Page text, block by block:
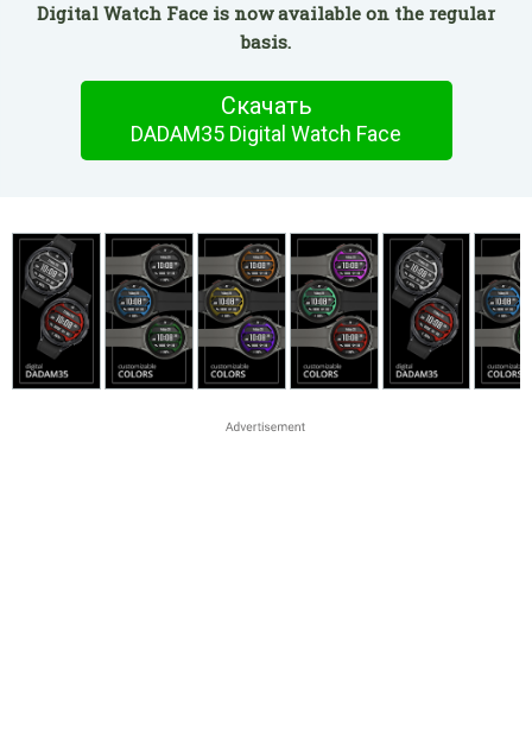
Digital Watch Face is now available on the regular
basis.
Скачать
DADAM35 Digital Watch Face